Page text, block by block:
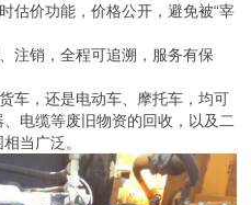
估价功能，价格公开，避免被“宰
注销，全程可追溯，服务有保
车，还是电动车、摩托车，均可
电缆等废旧物资的回收，以及二
当广泛。